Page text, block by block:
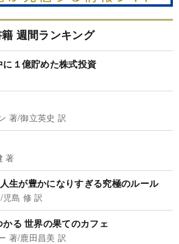
週間ランキング
１億貯めた株式投資
著/御立英史 訳
著
生が豊かになりすぎる究極のルール
島 修 訳
る 世界の果てのカフェ
著/鹿田昌美 訳